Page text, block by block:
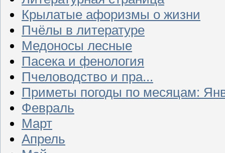
Крылатые афоризмы о жизни
Пчёлы в литературе
Медоносы лесные
Пасека и фенология
Пчеловодство и пра...
Приметы погоды по месяцам:
Февраль
Март
Апрель